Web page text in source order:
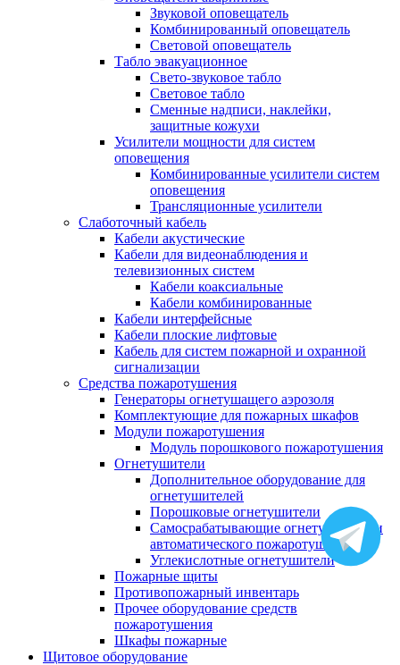
Звуковой оповещатель
Комбинированный оповещатель
Световой оповещатель
Табло эвакуационное
Свето-звуковое табло
Световое табло
Сменные надписи, наклейки,
защитные кожухи
Усилители мощности для систем
оповещения
Комбинированные усилители систем
оповещения
Трансляционные усилители
Слаботочный кабель
Кабели акустические
Кабели для видеонаблюдения и
телевизионных систем
Кабели коаксиальные
Кабели комбинированные
Кабели интерфейсные
Кабели плоские лифтовые
Кабель для систем пожарной и охранной
сигнализации
Средства пожаротушения
Генераторы огнетушащего аэрозоля
Комплектующие для пожарных шкафов
Модули пожаротушения
Модуль порошкового пожаротушения
Огнетушители
Дополнительное оборудование для
огнетушителей
Порошковые огнетушители
Самосрабатывающие огнетушители и
автоматического пожаротушения
Углекислотные огнетушители
Пожарные щиты
Противопожарный инвентарь
Прочее оборудование средств
пожаротушения
Шкафы пожарные
Щитовое оборудование